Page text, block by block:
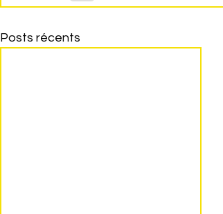
Posts récents